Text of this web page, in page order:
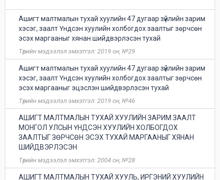
Ашигт малтмалын тухай хуулийн 47 дугаар зүйлийн зарим
хэсэг, заалт Үндсэн хуулийн холбогдох заалтыг зөрчсөн
эсэх маргааныг хянан шийдвэрлэсэн тухай
Төрийн мэдээлэл эмхэтгэл: 2019 он, №29
Ашигт малтмалын тухай хуулийн 47 дугаар зүйлийн зарим
хэсэг, заалт Үндсэн хуулийн холбогдох заалтыг зөрчсөн
эсэх маргааныг эцэслэн шийдвэрлэсэн тухай
Төрийн мэдээлэл эмхэтгэл: 2019 он, №46
АШИГТ МАЛТМАЛЫН ТУХАЙ ХУУЛИЙН ЗАРИМ ЗААЛТ
МОНГОЛ УЛСЫН ҮНДСЭН ХУУЛИЙН ХОЛБОГДОХ
ЗААЛТЫГ ЗӨРЧСӨН ЭСЭХ ТУХАЙ МАРГААНЫГ ХЯНАН
ШИЙДВЭРЛЭСЭН
Төрийн мэдээлэл эмхэтгэл: 2004 он, №28
АШИГТ МАЛТМАЛЫН ТУХАЙ ХУУЛЬ, ИРГЭНИЙ ХУУЛИЙН